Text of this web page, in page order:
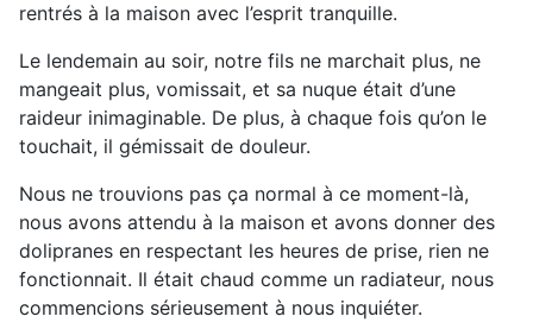
rentrés à la maison avec l’esprit tranquille.
Le lendemain au soir, notre fils ne marchait plus, ne
mangeait plus, vomissait, et sa nuque était d’une
raideur inimaginable. De plus, à chaque fois qu’on le
touchait, il gémissait de douleur.
Nous ne trouvions pas ça normal à ce moment-là,
nous avons attendu à la maison et avons donner des
dolipranes en respectant les heures de prise, rien ne
fonctionnait. Il était chaud comme un radiateur, nous
commencions sérieusement à nous inquiéter.